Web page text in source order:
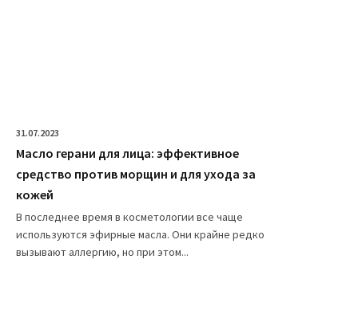
31.07.2023
Масло герани для лица: эффективное
средство против морщин и для ухода за
кожей
В последнее время в косметологии все чаще
используются эфирные масла. Они крайне редко
вызывают аллергию, но при этом...